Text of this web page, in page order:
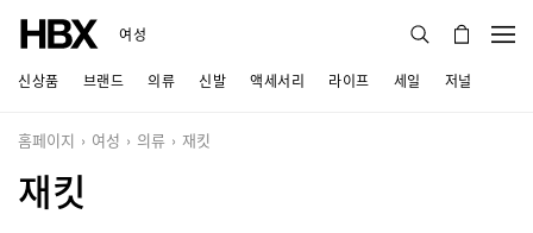
여성
신상품 브랜드 의류 신발 액세서리 라이프 세일 저널
홈페이지 여성 의류 재킷
재킷